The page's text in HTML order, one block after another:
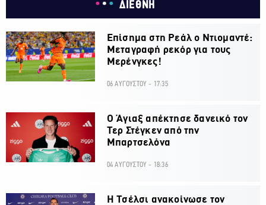
ΔΙΕΘΝΗ
Επίσημα στη Ρεάλ ο Ντιομαντέ:
Μεταγραφή ρεκόρ για τους
Μερένγκες!
06 ΑΥΓΟΥΣΤΟΥ - 17:35
Ο Άγιαξ απέκτησε δανεικό τον
Τερ Στέγκεν από την
Μπαρτσελόνα
04 ΑΥΓΟΥΣΤΟΥ - 18:36
H Τσέλσι ανακοίνωσε τον